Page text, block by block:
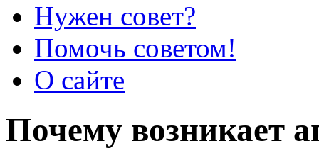
Нужен совет?
Помочь советом!
О сайте
Почему возникает